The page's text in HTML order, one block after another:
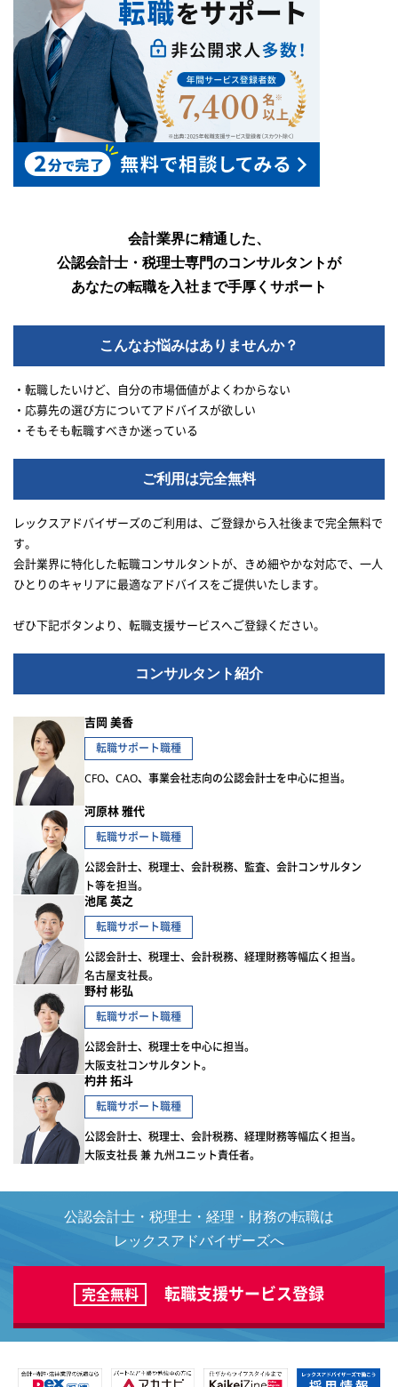
会計業界に精通した、
公認会計士・税理士専門のコンサルタントが
あなたの転職を入社まで手厚くサポート
こんなお悩みはありませんか？
・転職したいけど、自分の市場価値がよくわからない
・応募先の選び方についてアドバイスが欲しい
・そもそも転職すべきか迷っている
ご利用は完全無料
レックスアドバイザーズのご利用は、ご登録から入社後まで完全無料で
す。
会計業界に特化した転職コンサルタントが、きめ細やかな対応で、一人
ひとりのキャリアに最適なアドバイスをご提供いたします。
ぜひ下記ボタンより、転職支援サービスへご登録ください。
コンサルタント紹介
吉岡 美香
転職サポート職種
CFO、CAO、事業会社志向の公認会計士を中心に担当。
河原林 雅代
転職サポート職種
公認会計士、税理士、会計税務、監査、会計コンサルタン
ト等を担当。
池尾 英之
転職サポート職種
公認会計士、税理士、会計税務、経理財務等幅広く担当。
名古屋支社長。
野村 彬弘
転職サポート職種
公認会計士、税理士を中心に担当。
大阪支社コンサルタント。
杓井 拓斗
転職サポート職種
公認会計士、税理士、会計税務、経理財務等幅広く担当。
大阪支社長 兼 九州ユニット責任者。
公認会計士・税理士・経理・財務の転職は
レックスアドバイザーズへ
完全無料 転職支援サービス登録